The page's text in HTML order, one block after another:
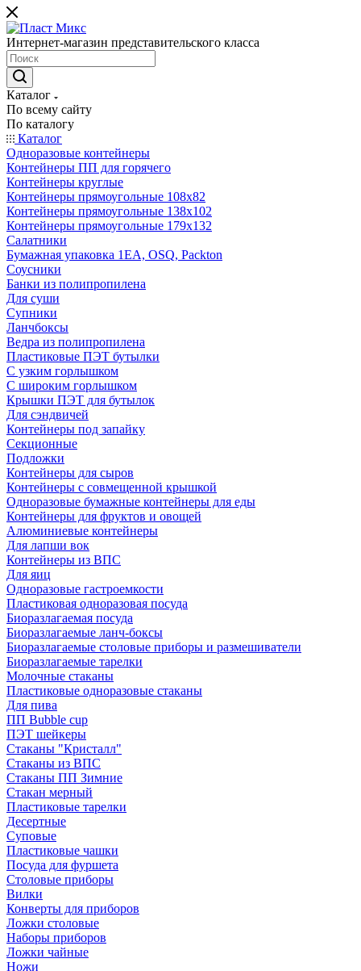
Интернет-магазин представительского класса
Каталог
По всему сайту
По каталогу
Каталог
Одноразовые контейнеры
Контейнеры ПП для горячего
Контейнеры круглые
Контейнеры прямоугольные 108х82
Контейнеры прямоугольные 138х102
Контейнеры прямоугольные 179х132
Салатники
Бумажная упаковка 1ЕА, OSQ, Packton
Соусники
Банки из полипропилена
Для суши
Супники
Ланчбоксы
Ведра из полипропилена
Пластиковые ПЭТ бутылки
С узким горлышком
С широким горлышком
Крышки ПЭТ для бутылок
Для сэндвичей
Контейнеры под запайку
Секционные
Подложки
Контейнеры для сыров
Контейнеры с совмещенной крышкой
Одноразовые бумажные контейнеры для еды
Контейнеры для фруктов и овощей
Алюминиевые контейнеры
Для лапши вок
Контейнеры из ВПС
Для яиц
Одноразовые гастроемкости
Пластиковая одноразовая посуда
Биоразлагаемая посуда
Биоразлагаемые ланч-боксы
Биоразлагаемые столовые приборы и размешиватели
Биоразлагаемые тарелки
Молочные стаканы
Пластиковые одноразовые стаканы
Для пива
ПП Bubble cup
ПЭТ шейкеры
Стаканы "Кристалл"
Стаканы из ВПС
Стаканы ПП Зимние
Стакан мерный
Пластиковые тарелки
Десертные
Суповые
Пластиковые чашки
Посуда для фуршета
Столовые приборы
Вилки
Конверты для приборов
Ложки столовые
Наборы приборов
Ложки чайные
Ножи